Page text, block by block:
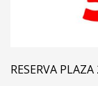
RESERVA